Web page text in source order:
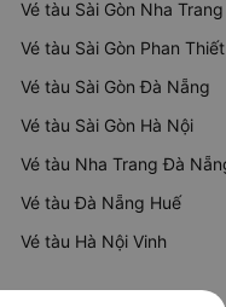
Vé tàu Sài Gòn Nha Trang
Vé tàu Sài Gòn Phan Thiết
Vé tàu Sài Gòn Đà Nẵng
Vé tàu Sài Gòn Hà Nội
Vé tàu Nha Trang Đà
Vé tàu Đà Nẵng Huế
Vé tàu Hà Nội Vinh